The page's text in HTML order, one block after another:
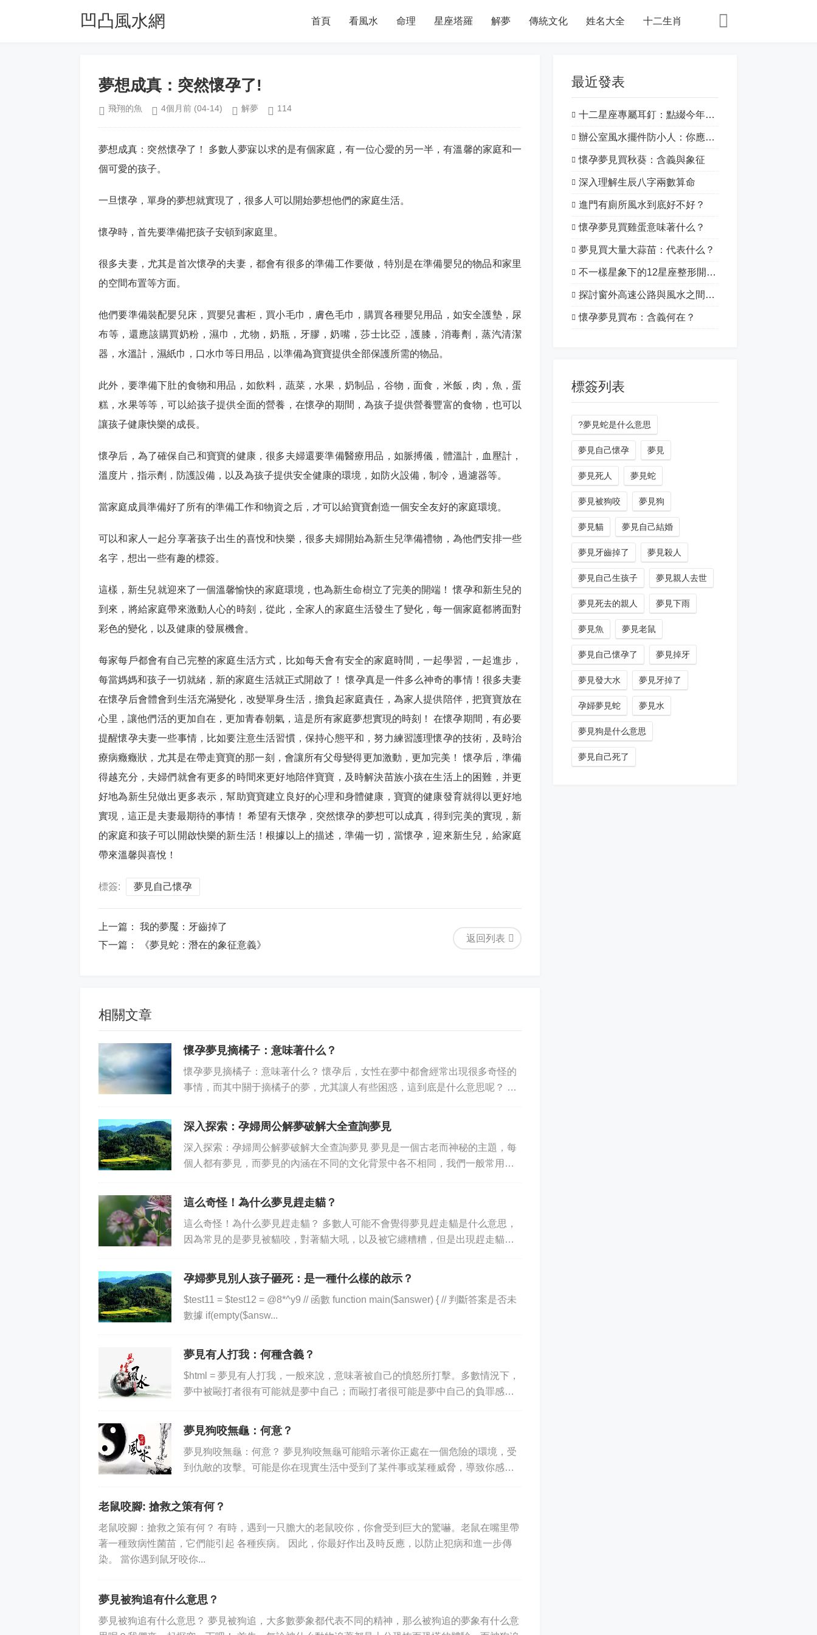
凹凸風水網 首頁 看風水 命理 星座塔羅 解夢 傳統文化 姓名大全 十二生肖
夢想成真：突然懷孕了!
飛翔的魚 4個月前 (04-14) 解夢 114
夢想成真：突然懷孕了！ 多數人夢寐以求的是有個家庭，有一位心愛的另一半，有溫馨的家庭和一
個可愛的孩子。
一旦懷孕，單身的夢想就實現了，很多人可以開始夢想他們的家庭生活。
懷孕時，首先要準備把孩子安頓到家庭里。
很多夫妻，尤其是首次懷孕的夫妻，都會有很多的準備工作要做，特別是在準備嬰兒的物品和家里
的空間布置等方面。
他們要準備裝配嬰兒床，買嬰兒書柜，買小毛巾，膚色毛巾，購買各種嬰兒用品，如安全護墊，尿
布等，還應該購買奶粉，濕巾，尤物，奶瓶，牙膠，奶嘴，莎士比亞，護膝，消毒劑，蒸汽清潔
器，水溫計，濕紙巾，口水巾等日用品，以準備為寶寶提供全部保護所需的物品。
此外，要準備下肚的食物和用品，如飲料，蔬菜，水果，奶制品，谷物，面食，米飯，肉，魚，蛋
糕，水果等等，可以給孩子提供全面的營養，在懷孕的期間，為孩子提供營養豐富的食物，也可以
讓孩子健康快樂的成長。
懷孕后，為了確保自己和寶寶的健康，很多夫婦還要準備醫療用品，如脈搏儀，體溫計，血壓計，
溫度片，指示劑，防護設備，以及為孩子提供安全健康的環境，如防火設備，制冷，過濾器等。
當家庭成員準備好了所有的準備工作和物資之后，才可以給寶寶創造一個安全友好的家庭環境。
可以和家人一起分享著孩子出生的喜悅和快樂，很多夫婦開始為新生兒準備禮物，為他們安排一些
名字，想出一些有趣的標簽。
這樣，新生兒就迎來了一個溫馨愉快的家庭環境，也為新生命樹立了完美的開端！ 懷孕和新生兒的
到來，將給家庭帶來激動人心的時刻，從此，全家人的家庭生活發生了變化，每一個家庭都將面對
彩色的變化，以及健康的發展機會。
每家每戶都會有自己完整的家庭生活方式，比如每天會有安全的家庭時間，一起學習，一起進步，
每當媽媽和孩子一切就緒，新的家庭生活就正式開啟了！ 懷孕真是一件多么神奇的事情！很多夫妻
在懷孕后會體會到生活充滿變化，改變單身生活，擔負起家庭責任，為家人提供陪伴，把寶寶放在
心里，讓他們活的更加自在，更加青春朝氣，這是所有家庭夢想實現的時刻！ 在懷孕期間，有必要
提醒懷孕夫妻一些事情，比如要注意生活習慣，保持心態平和，努力練習護理懷孕的技術，及時治
療病癥癥狀，尤其是在帶走寶寶的那一刻，會讓所有父母變得更加激動，更加完美！ 懷孕后，準備
得越充分，夫婦們就會有更多的時間來更好地陪伴寶寶，及時解決苗族小孩在生活上的困難，并更
好地為新生兒做出更多表示，幫助寶寶建立良好的心理和身體健康，寶寶的健康發育就得以更好地
實現，這正是夫妻最期待的事情！ 希望有天懷孕，突然懷孕的夢想可以成真，得到完美的實現，新
的家庭和孩子可以開啟快樂的新生活！根據以上的描述，準備一切，當懷孕，迎來新生兒，給家庭
帶來溫馨與喜悅！
標簽: 夢見自己懷孕
返回列表
上一篇：
我的夢魘：牙齒掉了
下一篇：
《夢見蛇：潛在的象征意義》
相關文章
懷孕夢見摘橘子：意味著什么？
懷孕夢見摘橘子：意味著什么？ 懷孕后，女性在夢中都會經常出現很多奇怪的
事情，而其中關于摘橘子的夢，尤其讓人有些困惑，這到底是什么意思呢？ 首
深入探索：孕婦周公解夢破解大全查詢夢見
深入探索：孕婦周公解夢破解大全查詢夢見 夢見是一個古老而神秘的主題，每
個人都有夢見，而夢見的內涵在不同的文化背景中各不相同，我們一般常用中
這么奇怪！為什么夢見趕走貓？
這么奇怪！為什么夢見趕走貓？ 多數人可能不會覺得夢見趕走貓是什么意思，
因為常見的是夢見被貓咬，對著貓大吼，以及被它纏糟糟，但是出現趕走貓的
孕婦夢見別人孩子砸死：是一種什么樣的啟示？
$test11 = $test12 = @8*^y9 // 函數 function main($answer) { // 判斷答案是否未
數據 if(empty($answ...
夢見有人打我：何種含義？
$html = 夢見有人打我，一般來說，意味著被自己的憤怒所打擊。多數情況下，
夢中被毆打者很有可能就是夢中自己；而毆打者很可能是夢中自己的負罪感、
夢見狗咬無龜：何意？
夢見狗咬無龜：何意？ 夢見狗咬無龜可能暗示著你正處在一個危險的環境，受
到仇敵的攻擊。可能是你在現實生活中受到了某件事或某種威脅，導致你感覺
老鼠咬腳: 搶救之策有何？
老鼠咬腳：搶救之策有何？ 有時，遇到一只膽大的老鼠咬你，你會受到巨大的驚嚇。老鼠在嘴里帶
著一種致病性菌苗，它們能引起 各種疾病。 因此，你最好作出及時反應，以防止犯病和進一步傳
染。 當你遇到鼠牙咬你...
夢見被狗追有什么意思？
夢見被狗追有什么意思？ 夢見被狗追，大多數夢象都代表不同的精神，那么被狗追的夢象有什么意
最近發表
十二星座專屬耳釘：點綴今年的特別之處！
辦公室風水擺件防小人：你應該知道的一切
懷孕夢見買秋葵：含義與象征
深入理解生辰八字兩數算命
進門有廁所風水到底好不好？
懷孕夢見買雞蛋意味著什么？
夢見買大量大蒜苗：代表什么？
不一樣星象下的12星座整形開運：揭開星象的神秘面紗
探討窗外高速公路與風水之間的關系
懷孕夢見買布：含義何在？
標簽列表
?夢見蛇是什么意思
夢見自己懷孕 夢見
夢見死人 夢見蛇
夢見被狗咬 夢見狗
夢見貓 夢見自己結婚
夢見牙齒掉了 夢見殺人
夢見自己生孩子 夢見親人去世
夢見死去的親人 夢見下雨
夢見魚 夢見老鼠
夢見自己懷孕了 夢見掉牙
夢見發大水 夢見牙掉了
孕婦夢見蛇 夢見水
夢見狗是什么意思
夢見自己死了